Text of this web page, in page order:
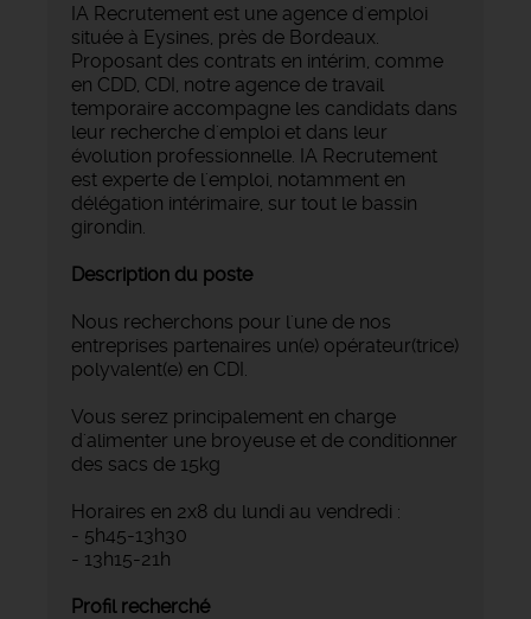
IA Recrutement est une agence d'emploi
située à Eysines, près de Bordeaux.
Proposant des contrats en intérim, comme
en CDD, CDI, notre agence de travail
temporaire accompagne les candidats dans
leur recherche d'emploi et dans leur
évolution professionnelle. IA Recrutement
est experte de l'emploi, notamment en
délégation intérimaire, sur tout le bassin
girondin.
Description du poste
Nous recherchons pour l'une de nos
entreprises partenaires un(e) opérateur(trice)
polyvalent(e) en CDI.
Vous serez principalement en charge
d'alimenter une broyeuse et de conditionner
des sacs de 15kg
Horaires en 2x8 du lundi au vendredi :
- 5h45-13h30
- 13h15-21h
Profil recherché